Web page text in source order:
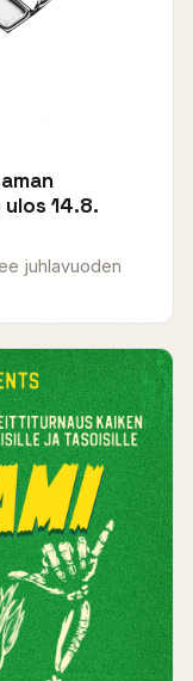
14.8.
juhlavuoden